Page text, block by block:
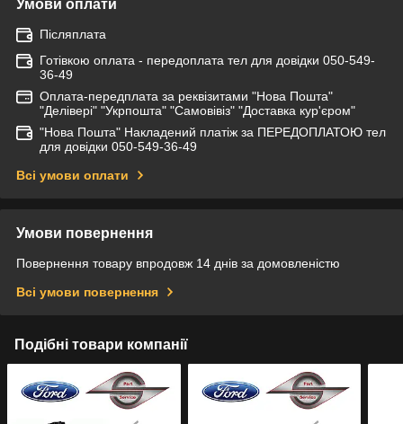
Умови оплати
Післяплата
Готівкою оплата - передоплата тел для довідки 050-549-
36-49
Оплата-передплата за реквізитами "Нова Пошта"
"Делівері" "Укрпошта" "Самовівіз" "Доставка кур'єром"
"Нова Пошта" Накладений платіж за ПЕРЕДОПЛАТОЮ тел
для довідки 050-549-36-49
Всі умови оплати
Умови повернення
Повернення товару впродовж 14 днів за домовленістю
Всі умови повернення
Подібні товари компанії